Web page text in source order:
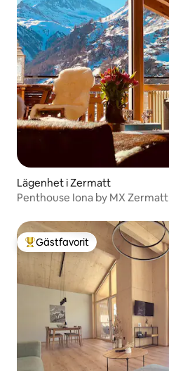
Lägenhet i Zermatt
Penthouse Iona by MX Zermatt
Populär gästfavorit
Gästfavorit